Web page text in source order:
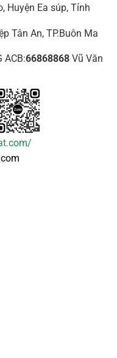
Huyện Ea súp, Tỉnh
Tân An, TP.Buôn Ma
ACB:66868868Vũ Văn